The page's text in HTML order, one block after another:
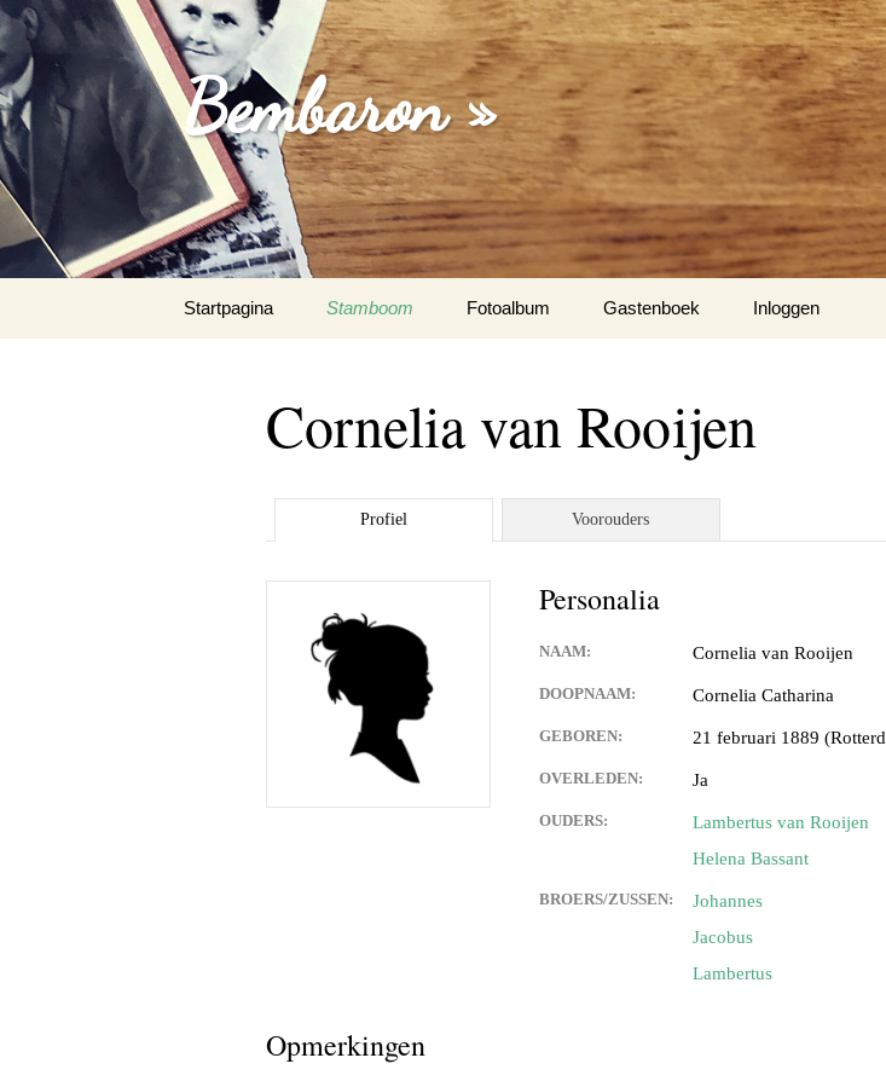
Bembaron »
naar
Startpagina Stamboom Fotoalbum Gastenboek
Inloggen
Cornelia van Rooijen
Profiel Voorouders
Personalia
NAAM: Cornelia van Rooijen
DOOPNAAM: Cornelia Catharina
GEBOREN: 21 februari 1889
OVERLEDEN: Ja
OUDERS:
Lambertus van Rooijen
Helena Bassant
BROERS/ZUSSEN:
Johannes
Jacobus
Lambertus
Opmerkingen